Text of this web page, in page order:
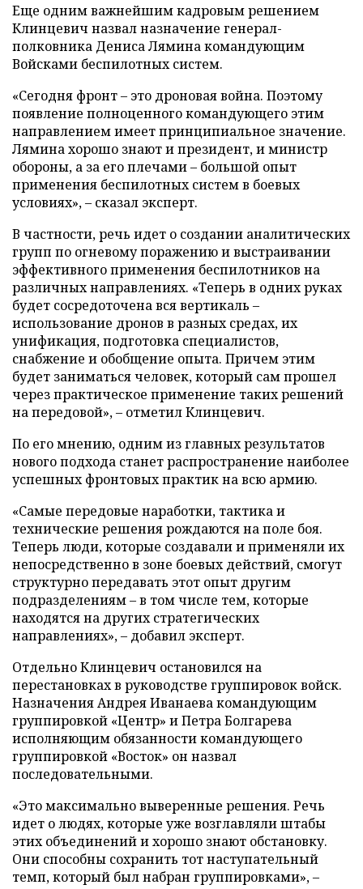
Еще одним важнейшим кадровым решением
Клинцевич назвал назначение генерал-
полковника Дениса Лямина командующим
Войсками беспилотных систем.
«Сегодня фронт – это дроновая война. Поэтому
появление полноценного командующего этим
направлением имеет принципиальное значение.
Лямина хорошо знают и президент, и министр
обороны, а за его плечами – большой опыт
применения беспилотных систем в боевых
условиях», – сказал эксперт.
В частности, речь идет о создании аналитических
групп по огневому поражению и выстраивании
эффективного применения беспилотников на
различных направлениях. «Теперь в одних руках
будет сосредоточена вся вертикаль –
использование дронов в разных средах, их
унификация, подготовка специалистов,
снабжение и обобщение опыта. Причем этим
будет заниматься человек, который сам прошел
через практическое применение таких решений
на передовой», – отметил Клинцевич.
По его мнению, одним из главных результатов
нового подхода станет распространение наиболее
успешных фронтовых практик на всю армию.
«Самые передовые наработки, тактика и
технические решения рождаются на поле боя.
Теперь люди, которые создавали и применяли их
непосредственно в зоне боевых действий, смогут
структурно передавать этот опыт другим
подразделениям – в том числе тем, которые
находятся на других стратегических
направлениях», – добавил эксперт.
Отдельно Клинцевич остановился на
перестановках в руководстве группировок войск.
Назначения Андрея Иванаева командующим
группировкой «Центр» и Петра Болгарева
исполняющим обязанности командующего
группировкой «Восток» он назвал
последовательными.
«Это максимально выверенные решения. Речь
идет о людях, которые уже возглавляли штабы
этих объединений и хорошо знают обстановку.
Они способны сохранить тот наступательный
темп, который был набран группировками», –